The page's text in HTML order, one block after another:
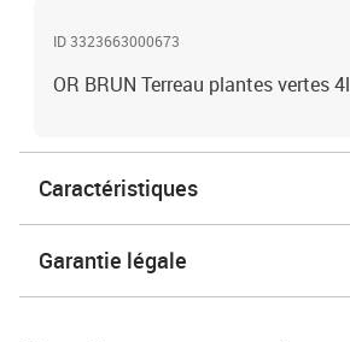
ID 3323663000673
OR BRUN Terreau plantes vertes 4l
Caractéristiques
Garantie légale